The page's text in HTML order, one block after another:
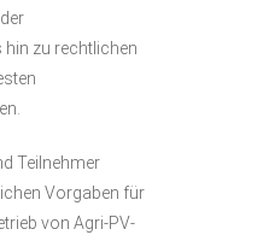
zu rechtlichen
Teilnehmer
Vorgaben für
von Agri-PV-